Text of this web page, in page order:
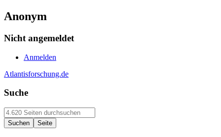
Anonym
Nicht angemeldet
Anmelden
Atlantisforschung.de
Suche